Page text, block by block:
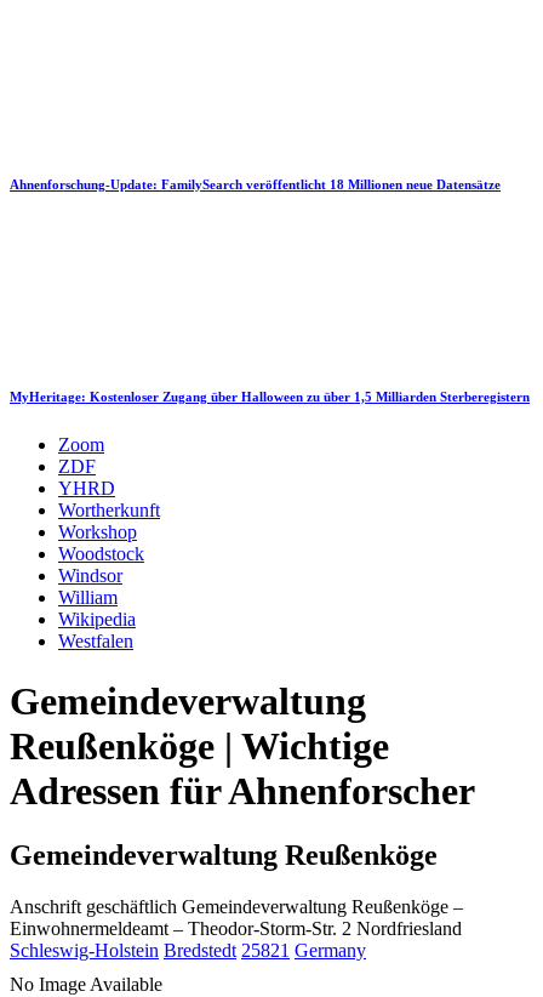
Ahnenforschung-Update: FamilySearch veröffentlicht 18 Millionen neue Datensätze
MyHeritage: Kostenloser Zugang über Halloween zu über 1,5 Milliarden Sterberegistern
Zoom
ZDF
YHRD
Wortherkunft
Workshop
Woodstock
Windsor
William
Wikipedia
Westfalen
Gemeindeverwaltung
Reußenköge | Wichtige
Adressen für Ahnenforscher
Gemeindeverwaltung Reußenköge
Anschrift geschäftlich Gemeindeverwaltung Reußenköge –
Einwohnermeldeamt – Theodor-Storm-Str. 2 Nordfriesland
Schleswig-Holstein Bredstedt 25821 Germany
No Image Available